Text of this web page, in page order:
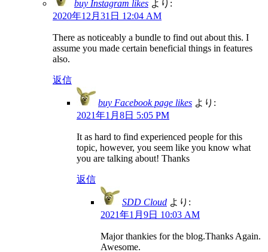
buy Instagram likes より:
2020年12月31日 12:04 AM
There as noticeably a bundle to find out about this. I
assume you made certain beneficial things in features
also.
返信
buy Facebook page likes より:
2021年1月8日 5:05 PM
It as hard to find experienced people for this
topic, however, you seem like you know what
you are talking about! Thanks
返信
SDD Cloud より:
2021年1月9日 10:03 AM
Major thankies for the blog.Thanks Again.
Awesome.